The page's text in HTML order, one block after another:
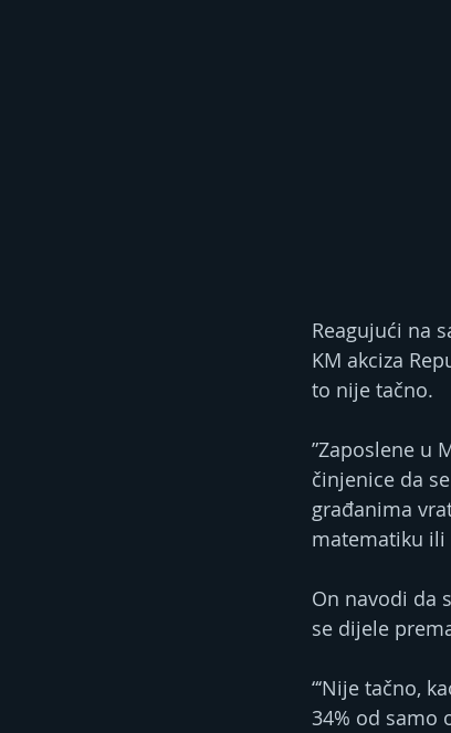
Reagujući na
KM akciza
to nije tačno.
”Zaposlene u
činjenice da
građanima
matematiku ili
On navodi da
se dijele
“‘Nije tačno,
34% od samo